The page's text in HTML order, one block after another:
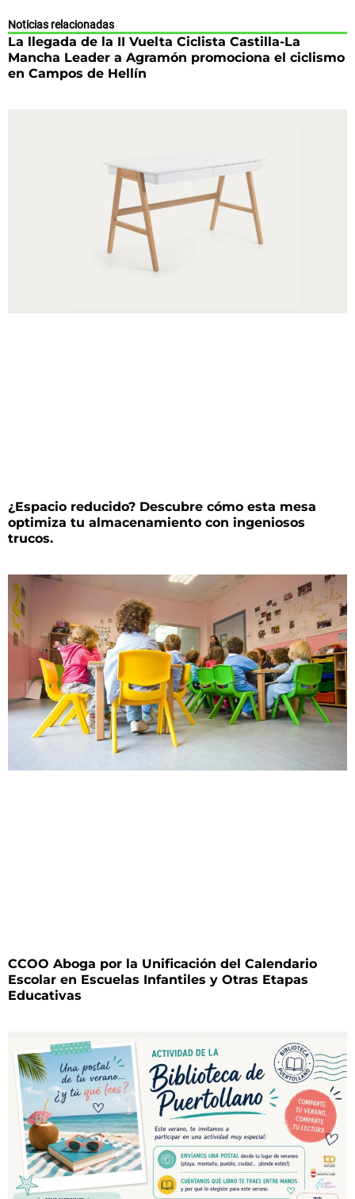
Noticias relacionadas
La llegada de la II Vuelta Ciclista Castilla-La
Mancha Leader a Agramón promociona el ciclismo
en Campos de Hellín
¿Espacio reducido? Descubre cómo esta mesa
optimiza tu almacenamiento con ingeniosos
trucos.
CCOO Aboga por la Unificación del Calendario
Escolar en Escuelas Infantiles y Otras Etapas
Educativas